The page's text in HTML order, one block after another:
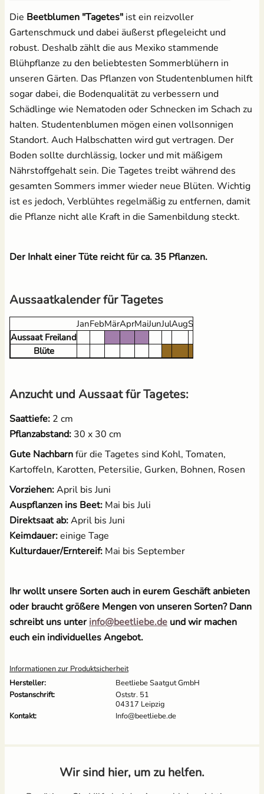
Tomatenschere zum
Ausgeizen, Beschneiden
& Ernten
10,49 €
UVP14,95 €
Erdtopfpresse für
Hobbygärtner & Profis
7,69 € UVP8,29 €
Brennnesseljauche - Bio
Flüssigdünger 250 ml
Pflanzenschilder zum
Beschriften - Buche
1,99 €UVP
18 Anzuchttöpfe aus
Zellulosefasern
(kompostierbar)
2,95 €
Kokos Quellerde zur
Anzucht (1 Liter)
Grow-Set groß -
Profigärtner
21,95 €
Anzuchtschalen Set
[Kunststoff] &
Pikierstab aus Holz
13,99 €
Anzuchtschalen Set &
Erdtopfpresse
[Kunststoff]
Die Beetblumen "Tagetes" ist ein reizvoller
Gartenschmuck und dabei äußerst pflegeleicht und
robust. Deshalb zählt die aus Mexiko stammende
Blühpflanze zu den beliebtesten Sommerblühern in
unseren Gärten. Das Pflanzen von Studentenblumen hilft
sogar dabei, die Bodenqualität zu verbessern und
Schädlinge wie Nematoden oder Schnecken im Schach zu
halten. Studentenblumen mögen einen vollsonnigen
Standort. Auch Halbschatten wird gut vertragen. Der
Boden sollte durchlässig, locker und mit mäßigem
Nährstoffgehalt sein. Die Tagetes treibt während des
gesamten Sommers immer wieder neue Blüten. Wichtig
ist es jedoch, Verblühtes regelmäßig zu entfernen, damit
die Pflanze nicht alle Kraft in die Samenbildung steckt.
Der Inhalt einer Tüte reicht für ca. 35 Pflanzen.
Aussaatkalender für Tagetes
JanFebMärAprMaiJunJulAugSep
Aussaat Freiland
Blüte
Anzucht und Aussaat für Tagetes:
Saattiefe: 2 cm
Pflanzabstand: 30 x 30 cm
Gute Nachbarnfür die Tagetes sind Kohl, Tomaten,
Kartoffeln, Karotten, Petersilie, Gurken, Bohnen, Rosen
Vorziehen:April bis Juni
Auspflanzen ins Beet: Mai bis Juli
Direktsaat ab:April bis Juni
Keimdauer:einige Tage
Kulturdauer/Erntereif: Mai bis September
Ihr wollt unsere Sorten auch in eurem Geschäft anbieten
oder braucht größere Mengen von unseren Sorten? Dann
schreibt uns unterinfo@beetliebe.de und wir machen
euch ein individuelles Angebot.
Informationen zur Produktsicherheit
Hersteller:
Beetliebe Saatgut GmbH
Postanschrift:
Oststr. 51
04317 Leipzig
Kontakt:
Info@beetliebe.de
Wir sind hier, um zu helfen.
Salat
Spinat
Tomaten
Zucchini
Zuckermais
Zuckerschoten